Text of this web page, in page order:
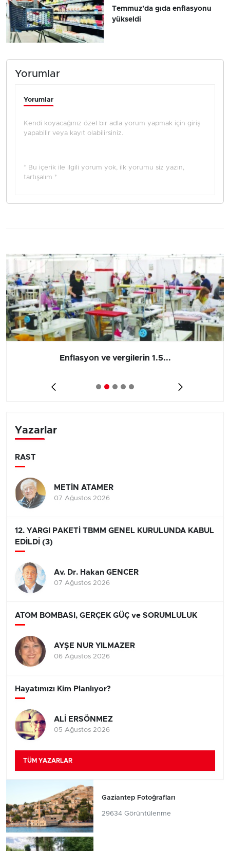
Temmuz’da gıda enflasyonu
yükseldi
Yorumlar
Yorumlar
Kendi koyacağınız özel bir adla yorum yapmak için giriş
yapabilir veya kayıt olabilirsiniz.
* Bu içerik ile ilgili yorum yok, ilk yorumu siz yazın,
tartışalım *
Enflasyon ve vergilerin 1.5...
Yazarlar
RAST
METİN ATAMER
07 Ağustos 2026
12. YARGI PAKETİ TBMM GENEL KURULUNDA KABUL
EDİLDİ (3)
Av. Dr. Hakan GENCER
07 Ağustos 2026
ATOM BOMBASI, GERÇEK GÜÇ ve SORUMLULUK
AYŞE NUR YILMAZER
06 Ağustos 2026
Hayatımızı Kim Planlıyor?
ALİ ERSÖNMEZ
05 Ağustos 2026
TÜM YAZARLAR
Gaziantep Fotoğrafları
29634 Görüntülenme